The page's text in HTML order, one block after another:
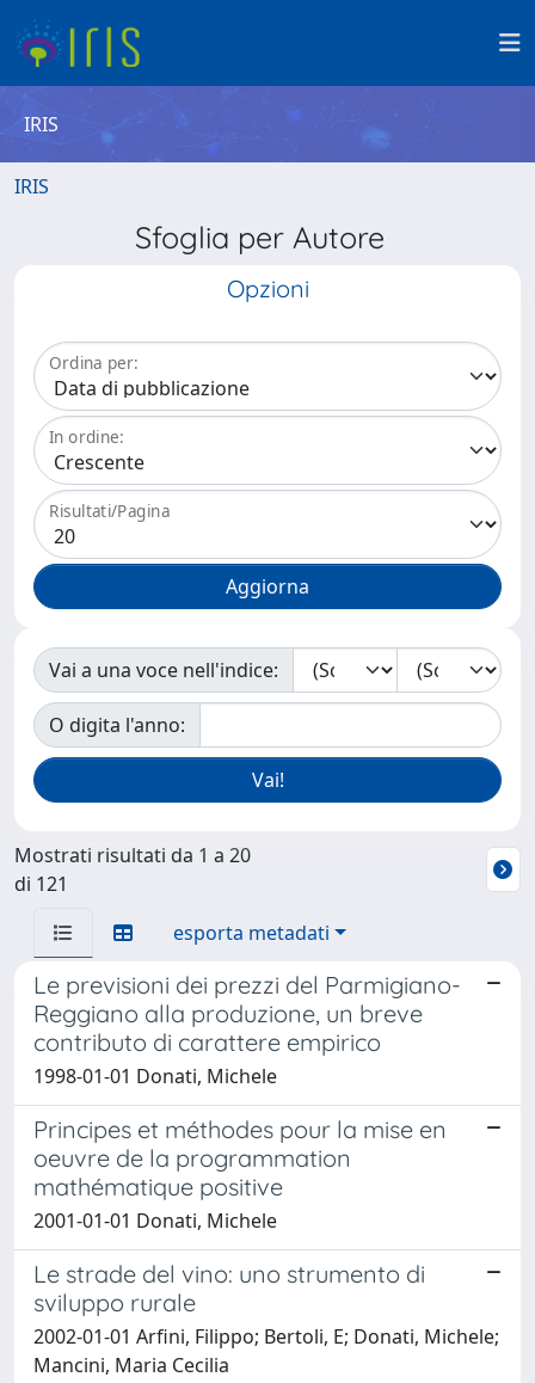
IRIS
IRIS
Sfoglia per Autore
Opzioni
Ordina per:
In ordine:
Risultati/Pagina
Vai a una voce nell'indice:
O digita l'anno:
Mostrati risultati da 1 a 20
di 121
esporta metadati
Le previsioni dei prezzi del Parmigiano-
Reggiano alla produzione, un breve
contributo di carattere empirico
1998-01-01 Donati, Michele
Principes et méthodes pour la mise en
oeuvre de la programmation
mathématique positive
2001-01-01 Donati, Michele
Le strade del vino: uno strumento di
sviluppo rurale
2002-01-01 Arfini, Filippo; Bertoli, E; Donati, Michele;
Mancini, Maria Cecilia